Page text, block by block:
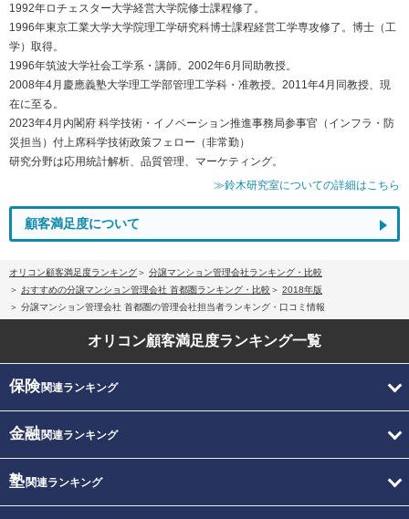
1992年ロチェスター大学経営大学院修士課程修了。
1996年東京工業大学大学院理工学研究科博士課程経営工学専攻修了。博士（工
学）取得。
1996年筑波大学社会工学系・講師。2002年6月同助教授。
2008年4月慶應義塾大学理工学部管理工学科・准教授。2011年4月同教授、現
在に至る。
2023年4月内閣府 科学技術・イノベーション推進事務局参事官（インフラ・防
災担当）付上席科学技術政策フェロー（非常勤）
研究分野は応用統計解析、品質管理、マーケティング。
≫鈴木研究室についての詳細はこちら
顧客満足度について
オリコン顧客満足度ランキング
分譲マンション管理会社ランキング・比較
おすすめの分譲マンション管理会社 首都圏ランキング・比較
2018年版
分譲マンション管理会社 首都圏の管理会社担当者ランキング・口コミ情報
オリコン顧客満足度ランキング一覧
保険関連ランキング
金融関連ランキング
塾関連ランキング